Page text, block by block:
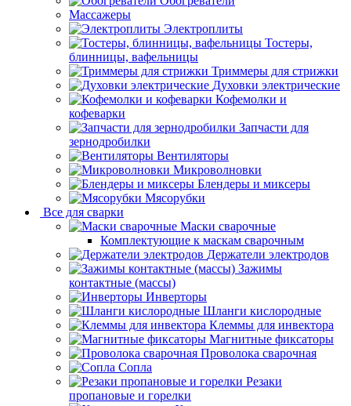
Массажеры
Электроплиты
Тостеры,
блинницы, вафельницы
Триммеры для стрижки
Духовки электрические
Кофемолки и
кофеварки
Запчасти для
зернодробилки
Вентиляторы
Микроволновки
Блендеры и миксеры
Мясорубки
Все для сварки
Маски сварочные
Комплектующие к маскам сварочным
Держатели электродов
Зажимы
контактные (массы)
Инверторы
Шланги кислородные
Клеммы для инвектора
Магнитные фиксаторы
Проволока сварочная
Сопла
Резаки
пропановые и горелки